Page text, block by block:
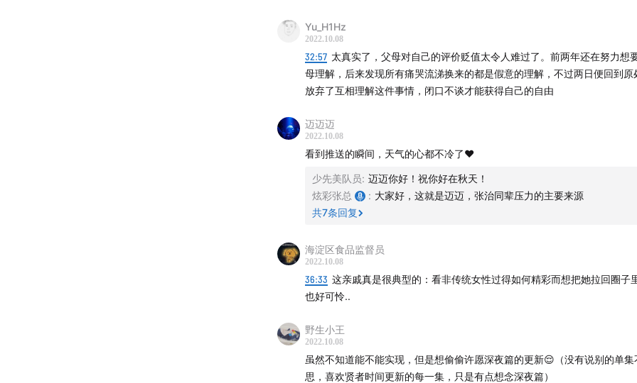
Yu_H1Hz
2022.10.08
32:57 太真实了，父母对自己的评价贬值太令人难过了。前两年还在努力想
母理解，后来发现所有痛哭流涕换来的都是假意的理解，不过两日便回到原
放弃了互相理解这件事情，闭口不谈才能获得自己的自由
迈迈迈
2022.10.08
看到推送的瞬间，天气的心都不冷了❤️
少先美队员: 迈迈你好！祝你好在秋天！
炫彩张总
: 大家好，这就是迈迈，张治同辈压力的主要来源
共7条回复
海淀区食品监督员
2022.10.08
36:33 这亲戚真是很典型的：看非传统女性过得如何精彩而想把她拉回圈子
也好可怜..
野生小王
2022.10.08
虽然不知道能不能实现，但是想偷偷许愿深夜篇的更新😌（没有说别的单集
思，喜欢贤者时间更新的每一集，只是有点想念深夜篇）